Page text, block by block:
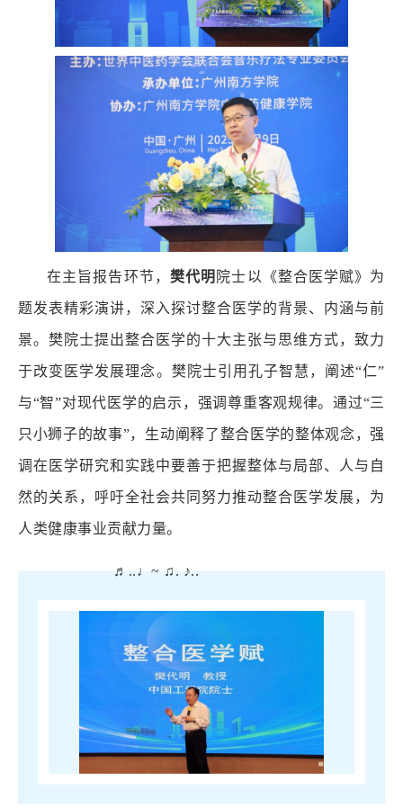
在主旨报告环节， 樊代明 院士以《整合医学赋》为
题发表精彩演讲，深入探讨整合医学的背景、内涵与前
景。樊院士提出整合医学的十大主张与思维方式，致力
于改变医学发展理念。樊院士引用孔子智慧，阐述“仁”
与“智”对现代医学的启示，强调尊重客观规律。通过“三
只小狮子的故事”，生动阐释了整合医学的整体观念，强
调在医学研究和实践中要善于把握整体与局部、人与自
然的关系，呼吁全社会共同努力推动整合医学发展，为
人类健康事业贡献力量。
♬..♩~ ♫. ♪..